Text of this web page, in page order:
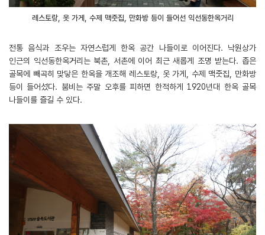
레스토랑, 옷 가게, 수제 맥줏집, 만화방 등이 들어선 익선동한옥거리
전통 음식과 조우는 자연스럽게 한옥 공간 나들이로 이어진다. 낙원상가
인근의 익선동한옥거리는 북촌, 서촌에 이어 최근 새롭게 조명 받는다. 좁은
골목에 빼곡히 맞닿은 한옥을 개조해 레스토랑, 옷 가게, 수제 맥줏집, 만화방
등이 들어섰다. 붐비는 주말 오후를 피하면 한적하게 1920년대 한옥 골목
나들이를 즐길 수 있다.